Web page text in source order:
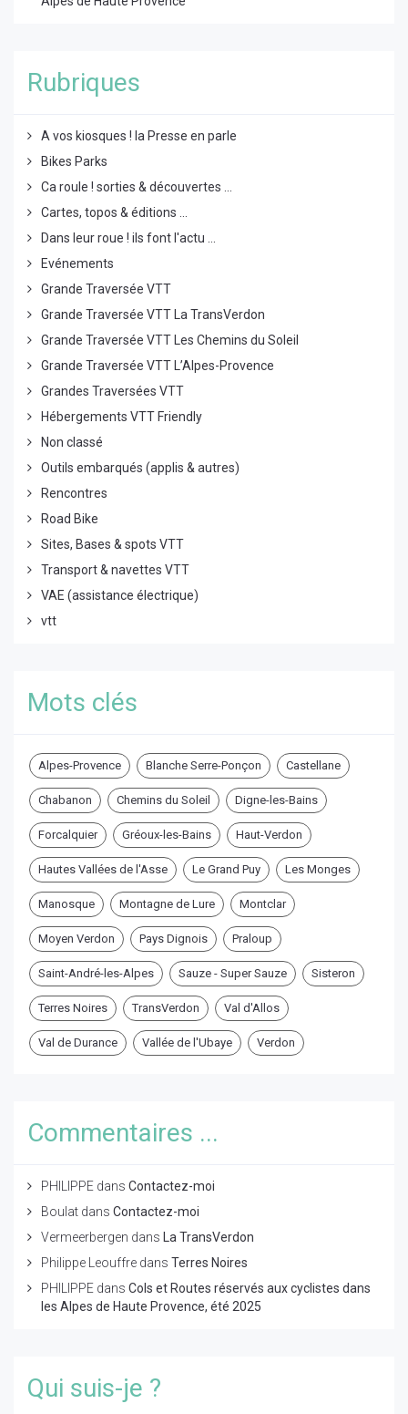
Rubriques
A vos kiosques ! la Presse en parle
Bikes Parks
Ca roule ! sorties & découvertes ...
Cartes, topos & éditions ...
Dans leur roue ! ils font l'actu ...
Evénements
Grande Traversée VTT
Grande Traversée VTT La TransVerdon
Grande Traversée VTT Les Chemins du Soleil
Grande Traversée VTT L’Alpes-Provence
Grandes Traversées VTT
Hébergements VTT Friendly
Non classé
Outils embarqués (applis & autres)
Rencontres
Road Bike
Sites, Bases & spots VTT
Transport & navettes VTT
VAE (assistance électrique)
vtt
Mots clés
Alpes-Provence Blanche Serre-Ponçon Castellane
Chabanon Chemins du Soleil Digne-les-Bains
Forcalquier Gréoux-les-Bains Haut-Verdon
Hautes Vallées de l'Asse Le Grand Puy Les Monges
Manosque Montagne de Lure Montclar
Moyen Verdon Pays Dignois Praloup
Saint-André-les-Alpes Sauze - Super Sauze Sisteron
Terres Noires TransVerdon Val d'Allos
Val de Durance Vallée de l'Ubaye Verdon
Commentaires ...
PHILIPPE dans Contactez-moi
Boulat dans Contactez-moi
Vermeerbergen dans
La TransVerdon
Philippe Leouffre dans Terres Noires
PHILIPPE dans Cols et Routes réservés aux cyclistes dans
les Alpes de Haute Provence, été 2025
Qui suis-je ?